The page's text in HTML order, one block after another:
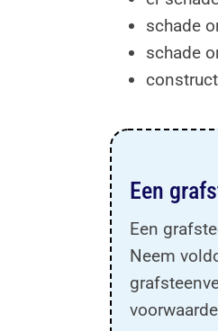
schade
schade
Een
Een
Neem